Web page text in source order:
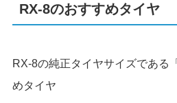
RX-8のおすすめタイヤ
RX-8の純正タイヤサイズである「
めタイヤ